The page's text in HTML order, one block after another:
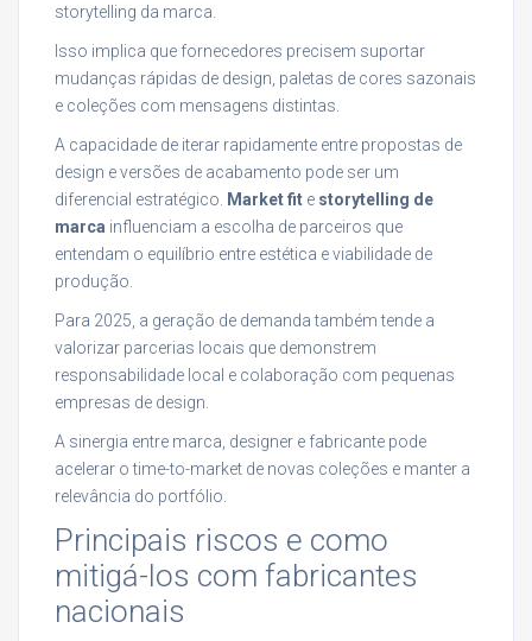
storytelling da marca.
Isso implica que fornecedores precisem suportar
mudanças rápidas de design, paletas de cores sazonais
e coleções com mensagens distintas.
A capacidade de iterar rapidamente entre propostas de
design e versões de acabamento pode ser um
diferencial estratégico.
Market fit e storytelling de
marca influenciam a escolha de parceiros que
entendam o equilíbrio entre estética e viabilidade de
produção.
Para 2025, a geração de demanda também tende a
valorizar parcerias locais que demonstrem
responsabilidade local e colaboração com pequenas
empresas de design.
A sinergia entre marca, designer e fabricante pode
acelerar o time-to-market de novas coleções e manter a
relevância do portfólio.
Principais riscos e como
mitigá-los com fabricantes
nacionais